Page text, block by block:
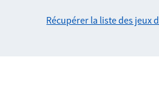
Récupérer la liste des jeux